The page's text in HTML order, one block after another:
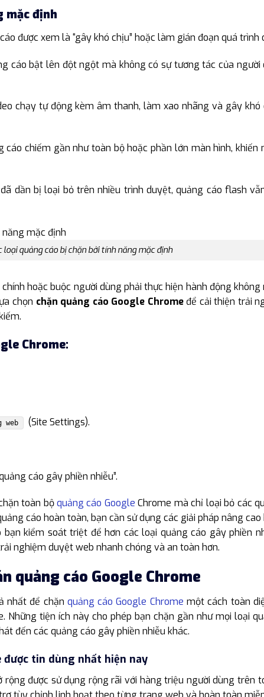
mặc định
được xem là “gây khó chịu” hoặc làm gián đoạn quá
cáo bật lên đột ngột mà không có sự tương tác của
chạy tự động kèm âm thanh, làm xao nhãng và gây khó
cáo chiếm gần như toàn bộ hoặc phần lớn màn hình, khiến
dần bị loại bỏ trên nhiều trình duyệt, quảng cáo flash
loại quảng cáo bị chặn bởi tính năng mặc định
hoặc buộc người dùng phải thực hiện hành động
chọn chặn quảng cáo Google Chromeđể cải thiện trải
Chrome:
web (Site Settings).
cáo gây phiền nhiễu”.
toàn bộquảng cáo Google Chrome mà chỉ loại bỏ các
cáo hoàn toàn, bạn cần sử dụng các giải pháp nâng cao
kiểm soát triệt để hơn các loại quảng cáo gây phiền
nghiệm duyệt web nhanh chóng và an toàn hơn.
quảng cáo Google Chrome
nhất để chặn quảng cáo Google Chrome một cách toàn
Những tiện ích này cho phép bạn chặn gần như mọi loại
đến các quảng cáo gây phiền nhiễu khác.
được tin dùng nhất hiện nay
được sử dụng rộng rãi với hàng triệu người dùng trên